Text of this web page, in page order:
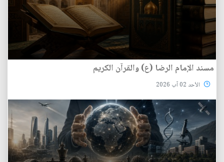
مسند الإمام الرضا (ع) والقرآن الكريم
الأحد 02 آب 2026